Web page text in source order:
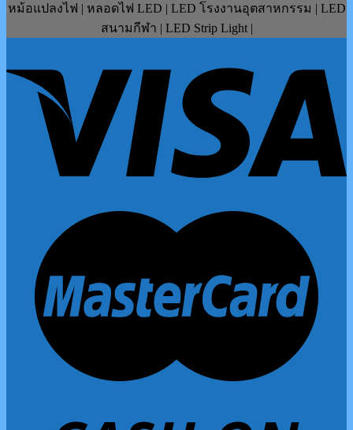
หม้อแปลงไฟ | หลอดไฟ LED | LED โรงงานอุตสาหกรรม | LED
สนามกีฬา | LED Strip Light |